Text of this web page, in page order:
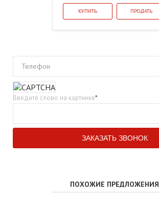
КУПИТЬ ПРОДАТЬ
Телефон
Введите слово на картинке*
ПОХОЖИЕ ПРЕДЛОЖЕНИЯ